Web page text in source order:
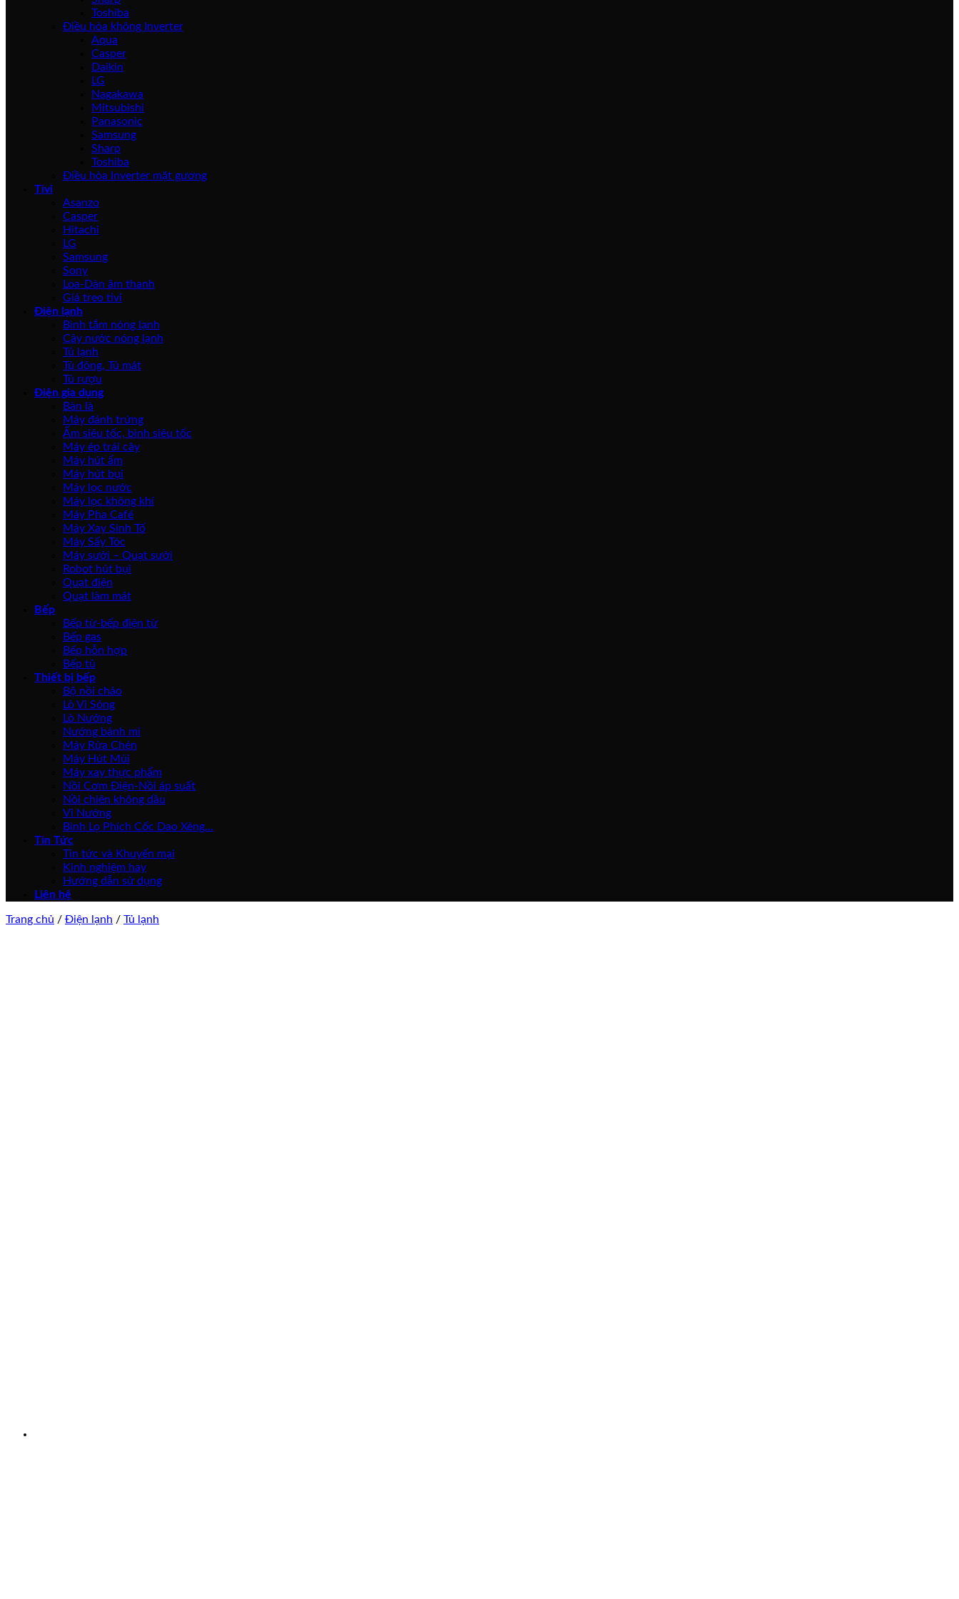
Toshiba
Điều hòa không Inverter
Aqua
Casper
Daikin
LG
Nagakawa
Mitsubishi
Panasonic
Samsung
Sharp
Toshiba
Điều hòa Inverter mặt gương
Tivi
Asanzo
Casper
Hitachi
LG
Samsung
Sony
Loa-Dàn âm thanh
Giá treo tivi
Điện lạnh
Bình tắm nóng lạnh
Cây nước nóng lạnh
Tủ lạnh
Tủ đông, Tủ mát
Tủ rượu
Điện gia dụng
Bàn là
Máy đánh trứng
Ấm siêu tốc, bình siêu tốc
Máy ép trái cây
Máy hút ẩm
Máy hút bụi
Máy lọc nước
Máy lọc không khí
Máy Pha Café
Máy Xay Sinh Tố
Máy Sấy Tóc
Máy sưởi – Quạt sưởi
Robot hút bụi
Quạt điện
Quạt làm mát
Bếp
Bếp từ-bếp điện từ
Bếp gas
Bếp hỗn hợp
Bếp tủ
Thiết bị bếp
Bộ nồi chảo
Lò Vi Sóng
Lò Nướng
Nướng bánh mì
Máy Rửa Chén
Máy Hút Mùi
Máy xay thực phẩm
Nồi Cơm Điện-Nồi áp suất
Nồi chiên không dầu
Vỉ Nướng
Bình Lọ Phích Cốc Dao Xẻng…
Tin Tức
Tin tức và Khuyến mại
Kinh nghiệm hay
Hướng dẫn sử dụng
Liên hệ
Trang chủ / Điện lạnh / Tủ lạnh